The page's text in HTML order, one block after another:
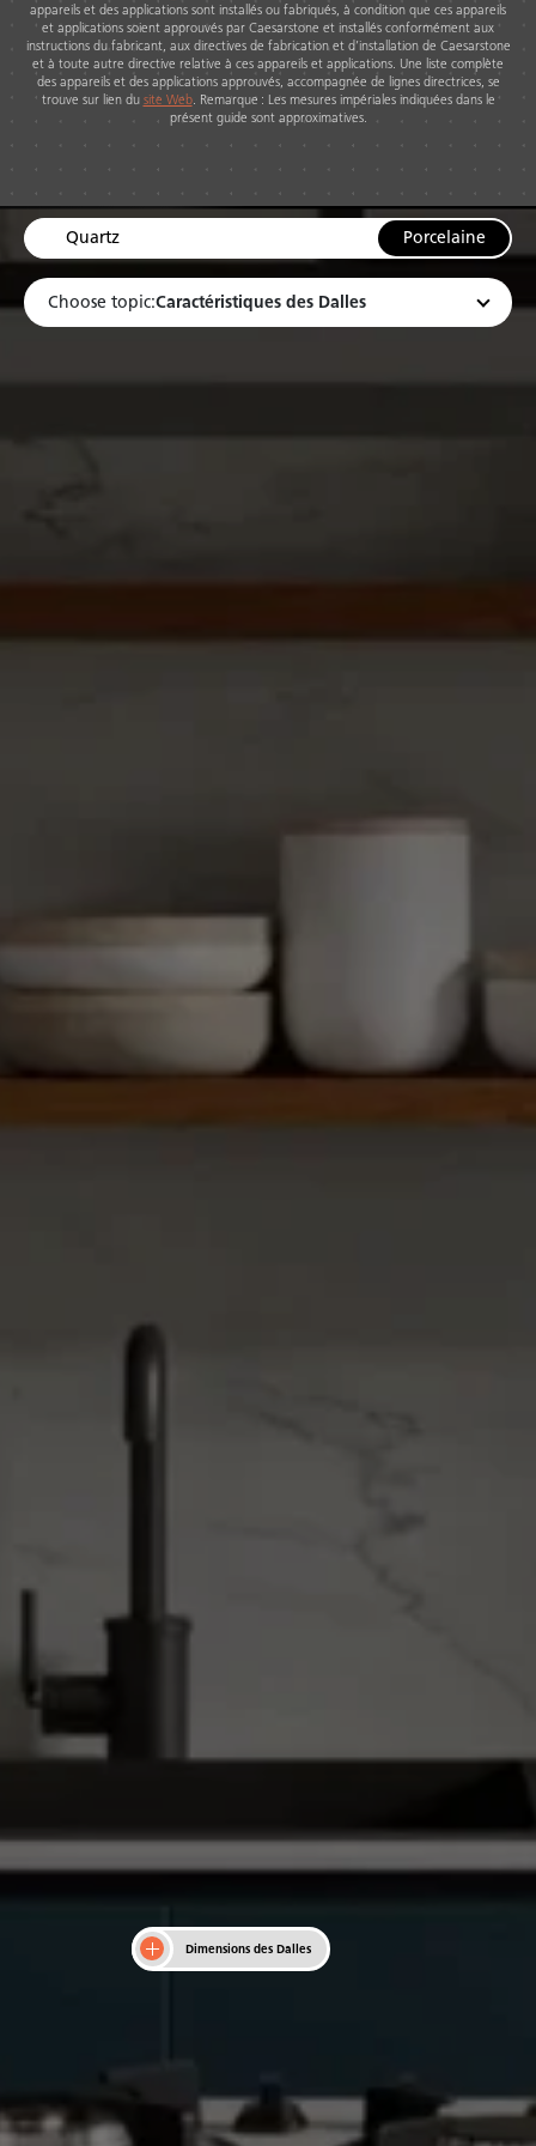
appareils et des applications sont installés ou fabriqués, à condition que ces appareils
et applications soient approuvés par Caesarstone et installés conformément aux
instructions du fabricant, aux directives de fabrication et d’installation de Caesarstone
et à toute autre directive relative à ces appareils et applications. Une liste complète
des appareils et des applications approuvés, accompagnée de lignes directrices, se
trouve sur lien du site Web. Remarque : Les mesures impériales indiquées dans le
présent guide sont approximatives.
Dimensions des Dalles
Choose topic:Caractéristiques des Dalles
Quartz Porcelaine